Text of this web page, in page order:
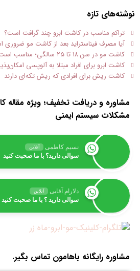
نوشته‌های تازه
تراکم مناسب در کاشت ابرو چند گرافت است؟
آیا مصرف فیناستراید بعد از کاشت مو ضروری
کاشت مو در سن ۱۸ تا ۲۵ سالگی؛ مناسب است یا نه؟
کاشت ابرو برای افراد مبتلا به آلوپسی
کاشت ریش برای افرادی که ریش تکه‌ای دارند
مشاوره و دریافت تخفیف؛ ویژه مقاله
مشکلات سیستم ایمنی
نسیم کاظمی آنلاین
سوالی دارید؟ با ما صحبت کنید
دلارام آقایی آنلاین
سوالی دارید ؟ با ما صحبت کنید
مشاوره رایگانه باهامون تماس بگیر.